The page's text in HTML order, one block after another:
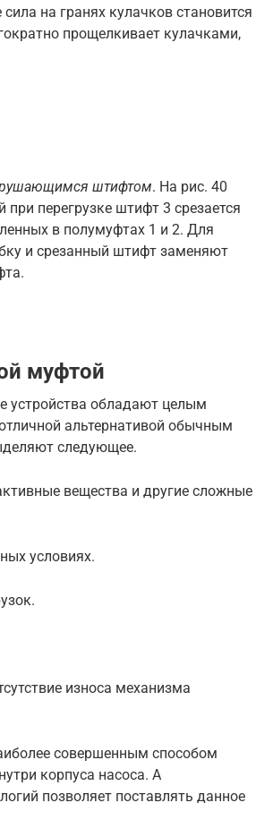
на гранях кулачков становится
прощелкивает кулачками,
штифтом. На рис. 40
перегрузке штифт 3 срезается
в полумуфтах 1 и 2. Для
и срезанный штифт заменяют
муфтой
устройства обладают целым
альтернативой обычным
следующее.
вещества и другие сложные
условиях.
износа механизма
совершенным способом
корпуса насоса. А
позволяет поставлять данное